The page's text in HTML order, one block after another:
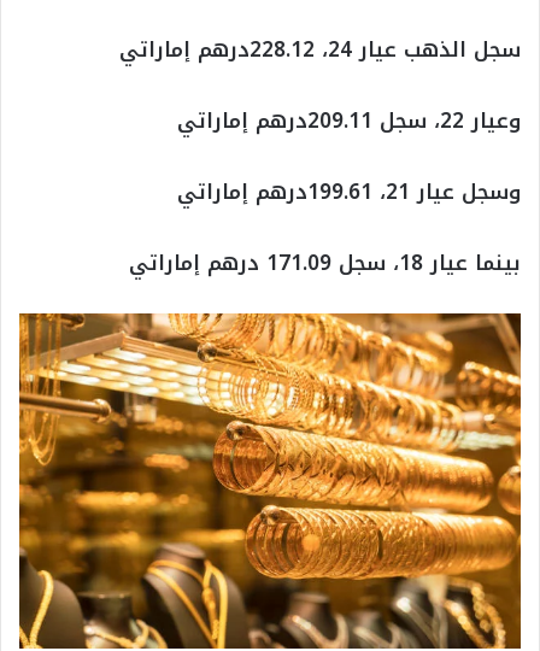
سجل الذهب عيار 24، 228.12درهم إماراتي
وعيار 22، سجل 209.11درهم إماراتي
وسجل عيار 21، 199.61درهم إماراتي
بينما عيار 18، سجل 171.09 درهم إماراتي